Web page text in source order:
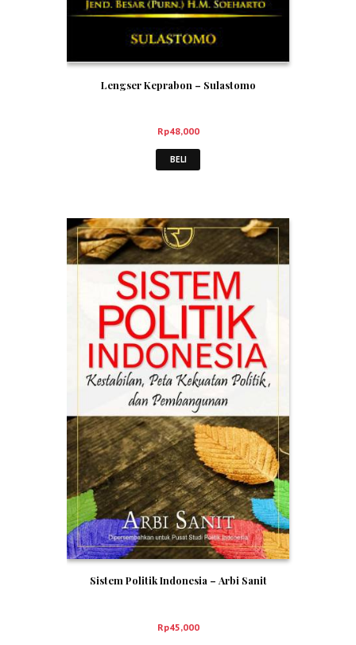
Lengser Keprabon – Sulastomo
Rp48,000
BELI
Sistem Politik Indonesia – Arbi Sanit
Rp45,000